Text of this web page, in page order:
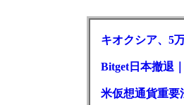
キオクシア、5
Bitget日本撤退
米仮想通貨重要